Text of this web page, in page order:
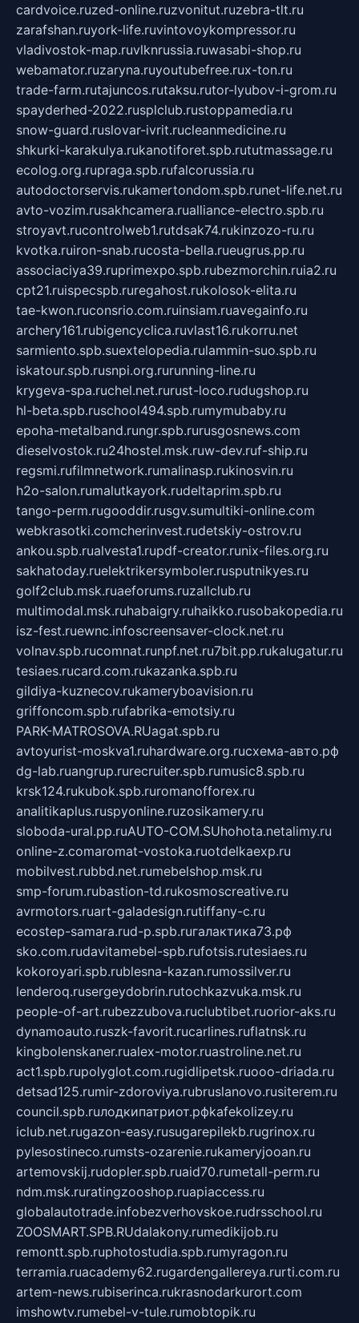
cardvoice.ruzed-online.ruzvonitut.ruzebra-tlt.ru
zarafshan.ruyork-life.ruvintovoykompressor.ru
vladivostok-map.ruvlknrussia.ruwasabi-shop.ru
webamator.ruzaryna.ruyoutubefree.rux-ton.ru
trade-farm.rutajuncos.rutaksu.rutor-lyubov-i-grom.ru
spayderhed-2022.rusplclub.rustoppamedia.ru
snow-guard.ruslovar-ivrit.rucleanmedicine.ru
shkurki-karakulya.rukanotiforet.spb.rututmassage.ru
ecolog.org.rupraga.spb.rufalcorussia.ru
autodoctorservis.rukamertondom.spb.runet-life.net.ru
avto-vozim.rusakhcamera.rualliance-electro.spb.ru
stroyavt.rucontrolweb1.rutdsak74.rukinzozo-ru.ru
kvotka.ruiron-snab.rucosta-bella.rueugrus.pp.ru
associaciya39.ruprimexpo.spb.rubezmorchin.ruia2.ru
cpt21.ruispecspb.ruregahost.rukolosok-elita.ru
tae-kwon.ruconsrio.com.ruinsiam.ruavegainfo.ru
archery161.rubigencyclica.ruvlast16.rukorru.net
sarmiento.spb.suextelopedia.rulammin-suo.spb.ru
iskatour.spb.rusnpi.org.rurunning-line.ru
krygeva-spa.ruchel.net.rurust-loco.rudugshop.ru
hl-beta.spb.ruschool494.spb.rumymubaby.ru
epoha-metalband.rungr.spb.rurusgosnews.com
dieselvostok.ru24hostel.msk.ruw-dev.ruf-ship.ru
regsmi.rufilmnetwork.rumalinasp.rukinosvin.ru
h2o-salon.rumalutkayork.rudeltaprim.spb.ru
tango-perm.rugooddir.rusgv.sumultiki-online.com
webkrasotki.comcherinvest.rudetskiy-ostrov.ru
ankou.spb.rualvesta1.rupdf-creator.runix-files.org.ru
sakhatoday.ruelektrikersymboler.rusputnikyes.ru
golf2club.msk.ruaeforums.ruzallclub.ru
multimodal.msk.ruhabaigry.ruhaikko.rusobakopedia.ru
isz-fest.ruewnc.infoscreensaver-clock.net.ru
volnav.spb.rucomnat.runpf.net.ru7bit.pp.rukalugatur.ru
tesiaes.rucard.com.rukazanka.spb.ru
gildiya-kuznecov.rukameryboavision.ru
griffoncom.spb.rufabrika-emotsiy.ru
PARK-MATROSOVA.RUagat.spb.ru
avtoyurist-moskva1.ruhardware.org.ruсхема-авто.рф
dg-lab.ruangrup.rurecruiter.spb.rumusic8.spb.ru
krsk124.rukubok.spb.ruromanofforex.ru
analitikaplus.ruspyonline.ruzosikamery.ru
sloboda-ural.pp.ruAUTO-COM.SUhohota.netalimy.ru
online-z.comaromat-vostoka.ruotdelkaexp.ru
mobilvest.rubbd.net.rumebelshop.msk.ru
smp-forum.rubastion-td.rukosmoscreative.ru
avrmotors.ruart-galadesign.rutiffany-c.ru
ecostep-samara.rud-p.spb.ruгалактика73.рф
sko.com.rudavitamebel-spb.rufotsis.rutesiaes.ru
kokoroyari.spb.rublesna-kazan.rumossilver.ru
lenderoq.rusergeydobrin.rutochkazvuka.msk.ru
people-of-art.rubezzubova.ruclubtibet.ruorior-aks.ru
dynamoauto.ruszk-favorit.rucarlines.ruflatnsk.ru
kingbolenskaner.rualex-motor.ruastroline.net.ru
act1.spb.rupolyglot.com.rugidlipetsk.ruooo-driada.ru
detsad125.rumir-zdoroviya.rubruslanovo.rusiterem.ru
council.spb.ruлодкипатриот.рфkafekolizey.ru
iclub.net.rugazon-easy.rusugarepilekb.rugrinox.ru
pylesostineco.rumsts-ozarenie.rukameryjooan.ru
artemovskij.rudopler.spb.ruaid70.rumetall-perm.ru
ndm.msk.ruratingzooshop.ruapiaccess.ru
globalautotrade.infobezverhovskoe.rudrsschool.ru
ZOOSMART.SPB.RUdalakony.rumedikijob.ru
remontt.spb.ruphotostudia.spb.rumyragon.ru
terramia.ruacademy62.rugardengallereya.rurti.com.ru
artem-news.rubiserinca.rukrasnodarkurort.com
imshowtv.rumebel-v-tule.rumobtopik.ru